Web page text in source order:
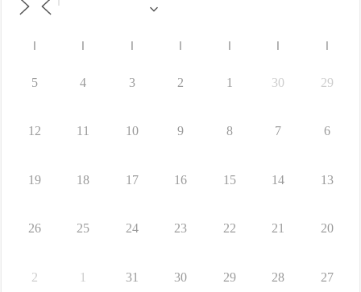
ا ا ا ا ا ا ا
29
30
1
2
3
4
5
6
7
8
9
10
11
12
13
14
15
16
17
18
19
20
21
22
23
24
25
26
27
28
29
30
31
1
2